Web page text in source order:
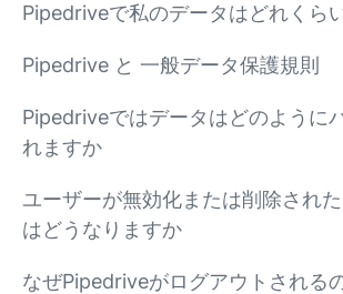
Pipedriveで私のデータはどれくら
Pipedrive と 一般データ保護規則
Pipedriveではデータはどのように
れますか
ユーザーが無効化または削除され
はどうなりますか
なぜPipedriveがログアウトされる